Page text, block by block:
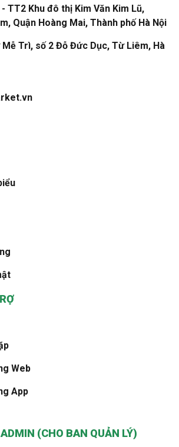
TT2 Khu đô thị Kim Văn Kim Lũ,
Quận Hoàng Mai, Thành phố Hà Nội
Mễ Trì, số 2 Đỗ Đức Dục, Từ Liêm, Hà
Web
App
(CHO BAN QUẢN LÝ)